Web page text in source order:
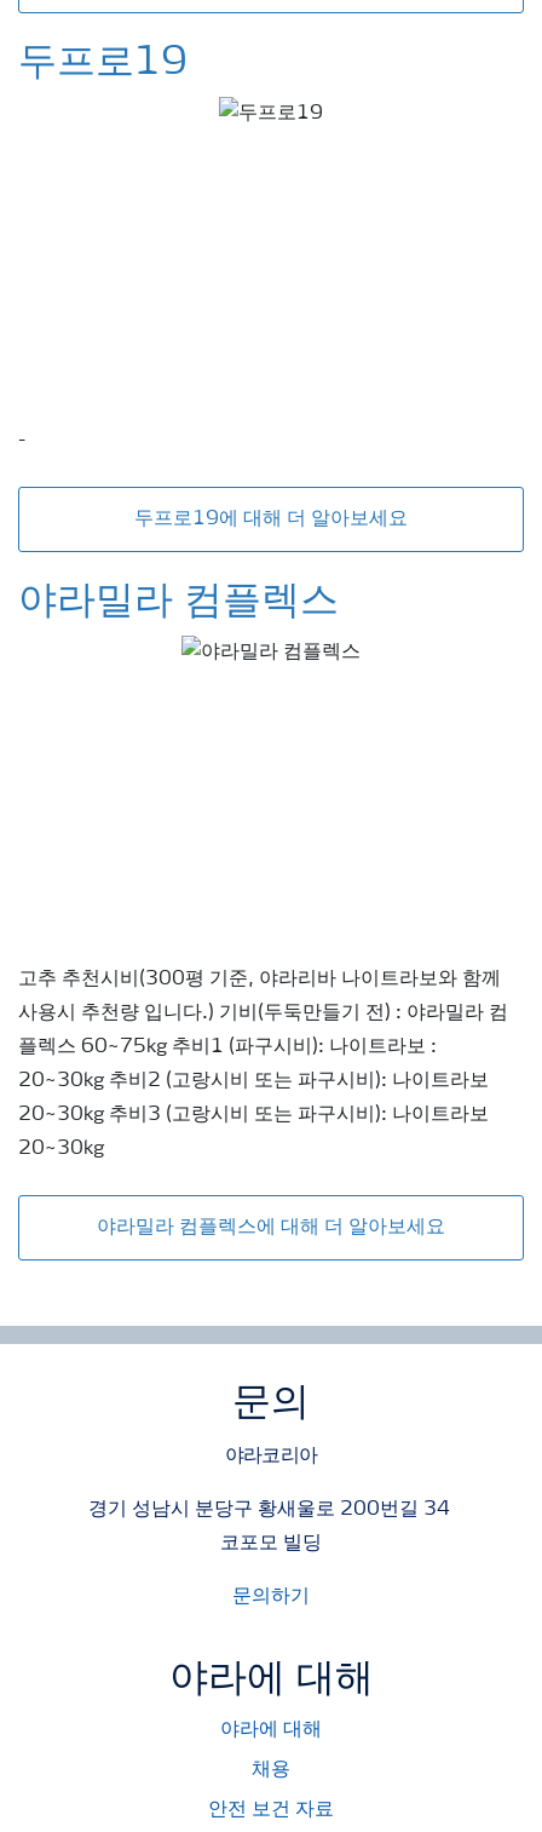
두프로19
-
두프로19에 대해 더 알아보세요
야라밀라 컴플렉스
고추 추천시비(300평 기준, 야라리바 나이트라보와 함께
사용시 추천량 입니다.) 기비(두둑만들기 전) : 야라밀라 컴
플렉스 60~75kg 추비1 (파구시비): 나이트라보 :
20~30kg 추비2 (고랑시비 또는 파구시비): 나이트라보
20~30kg 추비3 (고랑시비 또는 파구시비): 나이트라보
20~30kg
야라밀라 컴플렉스에 대해 더 알아보세요
문의
야라코리아
경기 성남시 분당구 황새울로 200번길 34
코포모 빌딩
문의하기
야라에 대해
야라에 대해
채용
안전 보건 자료